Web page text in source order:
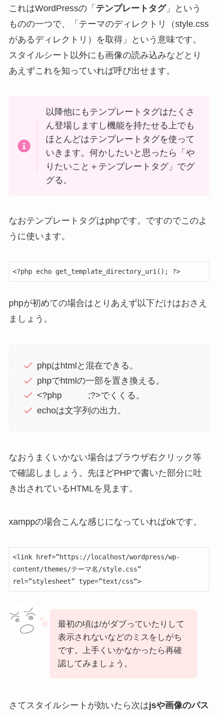
これはWordPressの「 テンプレートタグ」という
ものの一つで、「テーマのディレクトリ（style.css
があるディレクトリ）を取得」という意味です。
スタイルシート以外にも画像の読み込みなどとり
あえずこれを知っていれば呼び出せます。
以降他にもテンプレートタグはたくさ
ん登場しますし機能を持たせる上でも
ほとんどはテンプレートタグを使って
いきます。何かしたいと思ったら「や
りたいこと＋テンプレートタグ」でグ
グる。
なおテンプレートタグはphpです。ですのでこのよ
うに使います。
<?php echo get_template_directory_uri(); ?>
phpが初めての場合はとりあえず以下だけはおさえ
ましょう。
phpはhtmlと混在できる。
phpでhtmlの一部を置き換える。
<?php ;?>でくくる。
echoは文字列の出力。
なおうまくいかない場合はブラウザ右クリック等
で確認しましょう。先ほどPHPで書いた部分に吐
き出されているHTMLを見ます。
xamppの場合こんな感じになっていればokです。
<link href=”https://localhost/wordpress/wp-
content/themes/テーマ名/style.css”
rel=”stylesheet” type=”text/css“>
最初の頃は/がダブっていたりして
表示されないなどのミスをしがち
です。上手くいかなかったら再確
認してみましょう。
さてスタイルシートが効いたら次はjsや画像のパス